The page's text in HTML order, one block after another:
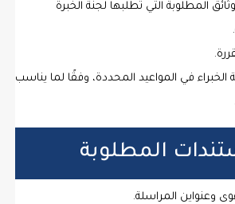
المطلوبة التي تطلبها لجنة الخبرة
في المواعيد المحددة، وفقًا لما يناسب
المطلوبة
المراسلة.